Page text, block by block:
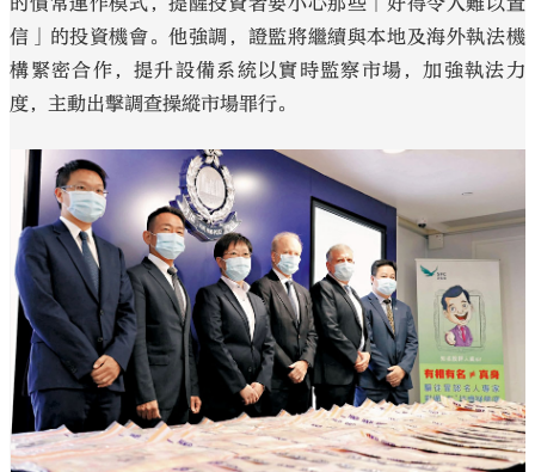
信」的投資機會。他強調，證監將繼續與本地及海外執法機
構緊密合作，提升設備系統以實時監察市場，加強執法力
度，主動出擊調查操縱市場罪行。